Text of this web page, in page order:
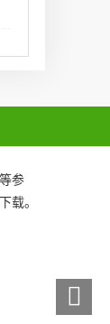
参
载。